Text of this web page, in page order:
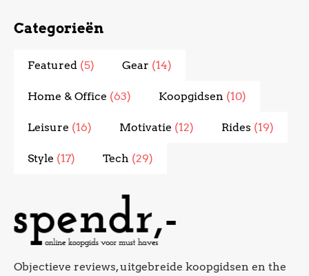
Categorieën
Featured (5) Gear (14)
Home & Office (63) Koopgidsen (10)
Leisure (16) Motivatie (12) Rides (19)
Style (17) Tech (29)
Objectieve reviews, uitgebreide koopgidsen en the